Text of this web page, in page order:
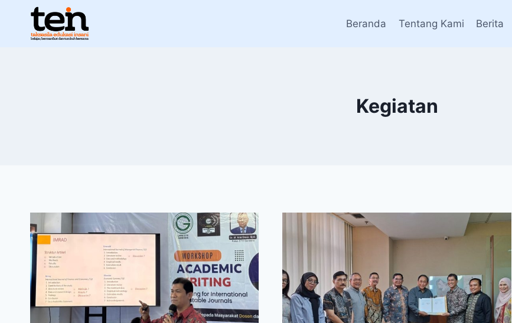
Beranda Tentang Kami Berita
Kegiatan